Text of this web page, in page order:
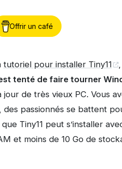
Offrir un café
tutoriel pour installer Tiny11
tenté de faire tourner
de très vieux PC. Vous
passionnés se battent
Tiny11 peut s’installer
et moins de 10 Go de